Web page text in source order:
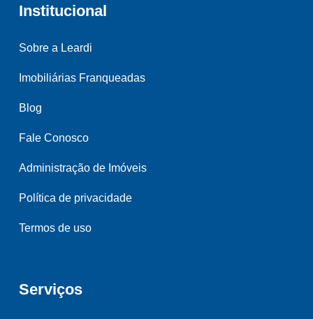
Institucional
Sobre a Leardi
Imobiliárias Franqueadas
Blog
Fale Conosco
Administração de Imóveis
Política de privacidade
Termos de uso
Serviços